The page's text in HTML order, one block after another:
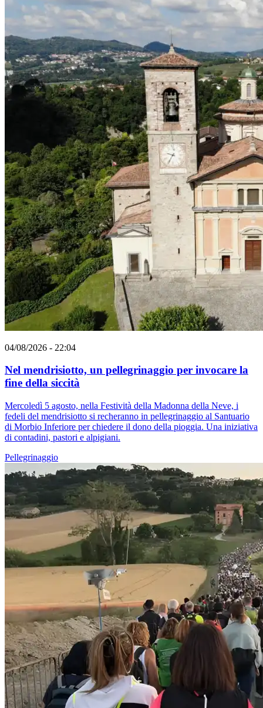
04/08/2026 - 22:04
Nel mendrisiotto, un pellegrinaggio per invocare la
fine della siccità
Mercoledì 5 agosto, nella Festività della Madonna della Neve, i
fedeli del mendrisiotto si recheranno in pellegrinaggio al Santuario
di Morbio Inferiore per chiedere il dono della pioggia. Una iniziativa
di contadini, pastori e alpigiani.
Pellegrinaggio